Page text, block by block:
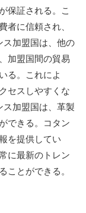
保証される。こ
者に信頼され、
ス加盟国は、他の
加盟国間の貿易
る。これによ
セスしやすくな
ス加盟国は、革製
できる。コタン
を提供してい
に最新のトレン
ことができる。